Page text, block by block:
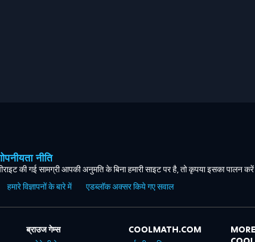
नीति
की गई सामग्री आपकी अनुमति के बिना हमारी साइट पर है, तो कृपया इसका पालन करें
हमारे विज्ञापनों के बारे में एडब्लॉक अक्सर किये गए सवाल
ब्राउज गेम्स COOLMATH.COM